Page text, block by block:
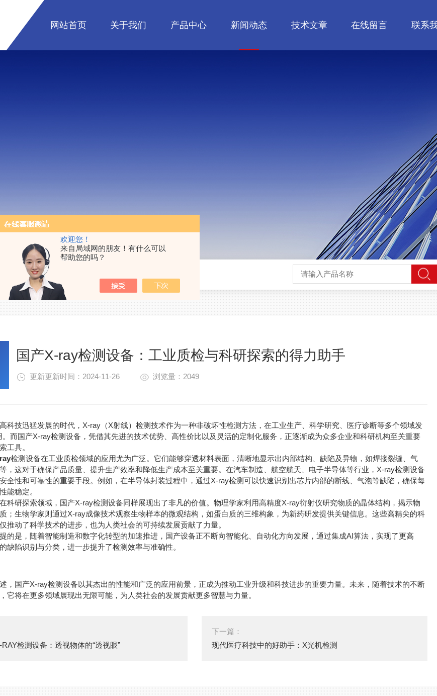
欢迎您！
来自局域网的朋友！有什么可以
帮助您的吗？
网站首页 关于我们 产品中心 新闻动态 技术文章 在线留言 联系
探索的得力助手
国产X-ray检测设备：工业质检与科研探索的得力助手
更新更新时间：2024-11-26 浏览量：2049
技迅猛发展的时代，X-ray（X射线）检测技术作为一种非破坏性检测方法，在工业生产、科学研究、医疗诊断等多个领域发
。而国产X-ray检测设备，凭借其先进的技术优势、高性价比以及灵活的定制化服务，正逐渐成为众多企业和科研机构至关重要
工具。
检测设备在工业质检领域的应用尤为广泛。它们能够穿透材料表面，清晰地显示出内部结构、缺陷及异物，如焊接裂缝、气
，这对于确保产品质量、提升生产效率和降低生产成本至关重要。在汽车制造、航空航天、电子半导体等行业，X-ray检测设备
全性和可靠性的重要手段。例如，在半导体封装过程中，通过X-ray检测可以快速识别出芯片内部的断线、气泡等缺陷，确保每
能稳定。
研探索领域，国产X-ray检测设备同样展现出了非凡的价值。物理学家利用高精度X-ray衍射仪研究物质的晶体结构，揭示物
；生物学家则通过X-ray成像技术观察生物样本的微观结构，如蛋白质的三维构象，为新药研发提供关键信息。这些高精尖的科
推动了科学技术的进步，也为人类社会的可持续发展贡献了力量。
是，随着智能制造和数字化转型的加速推进，国产设备正不断向智能化、自动化方向发展，通过集成AI算法，实现了更高
缺陷识别与分类，进一步提升了检测效率与准确性。
国产X-ray检测设备以其杰出的性能和广泛的应用前景，正成为推动工业升级和科技进步的重要力量。未来，随着技术的不断
它将在更多领域展现出无限可能，为人类社会的发展贡献更多智慧与力量。
检测设备：透视物体的“透视眼”
下一篇：
现代医疗科技中的好助手：X光机检测